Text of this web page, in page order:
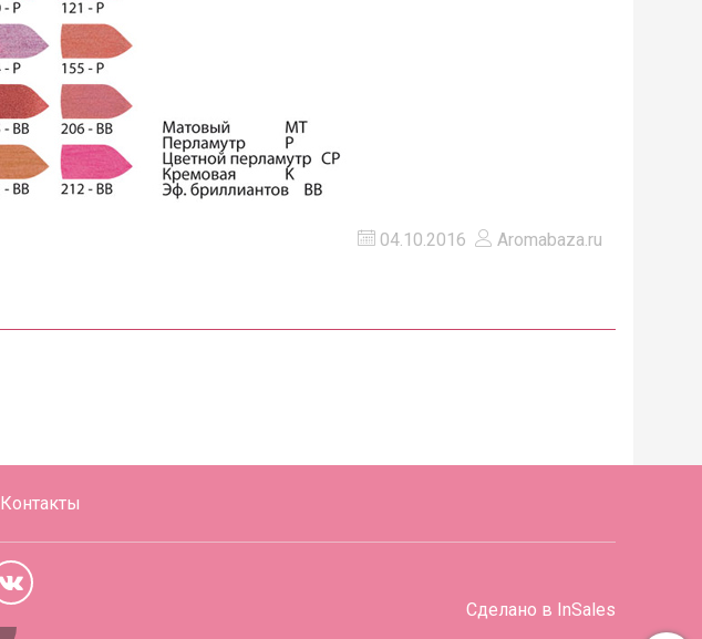
04.10.2016 Aromabaza.ru
Контакты
Сделано в InSales